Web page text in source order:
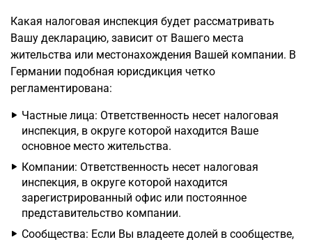
Какая налоговая инспекция будет рассматривать
Вашу декларацию, зависит от Вашего места
жительства или местонахождения Вашей компании. В
Германии подобная юрисдикция четко
регламентирована:
Частные лица: Ответственность несет налоговая
инспекция, в округе которой находится Ваше
основное место жительства.
Компании: Ответственность несет налоговая
инспекция, в округе которой находится
зарегистрированный офис или постоянное
представительство компании.
Сообщества: Если Вы владеете долей в сообществе,